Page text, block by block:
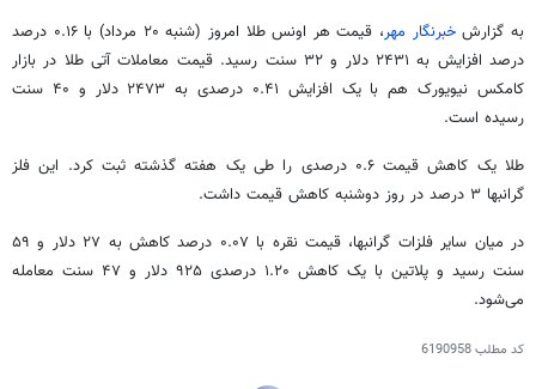
به گزارشخبرنگار مهر
، قیمت هر اونس طلا امروز (شنبه ۲۰ مرداد) با ۰.۱۶ درصد
درصد افزایش به ۲۴۳۱ دلار و ۳۲ سنت رسید. قیمت معاملات آتی طلا در بازار
کامکس
نیویورک هم با یک افزایش ۰.۴۱ درصدی به ۲۴۷۳ دلار و ۴۰ سنت
رسیده است.
طلا یک کاهش قیمت ۰.۶ درصدی را طی یک هفته گذشته ثبت کرد. این فلز
گرانبها ۳ درصد در روز دوشنبه کاهش قیمت داشت.
در میان سایر فلزات گرانبها، قیمت نقره با ۰.۰۷ درصد کاهش به ۲۷ دلار و ۵۹
سنت رسید و پلاتین با یک کاهش ۱.۲۰ درصدی ۹۲۵ دلار و ۴۷ سنت معامله
می‌شود.
کد مطلب6190958